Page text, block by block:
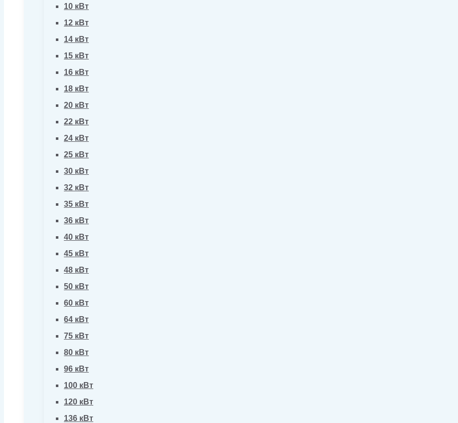
10 кВт
12 кВт
14 кВт
15 кВт
16 кВт
18 кВт
20 кВт
22 кВт
24 кВт
25 кВт
30 кВт
32 кВт
35 кВт
36 кВт
40 кВт
45 кВт
48 кВт
50 кВт
60 кВт
64 кВт
75 кВт
80 кВт
96 кВт
100 кВт
120 кВт
136 кВт